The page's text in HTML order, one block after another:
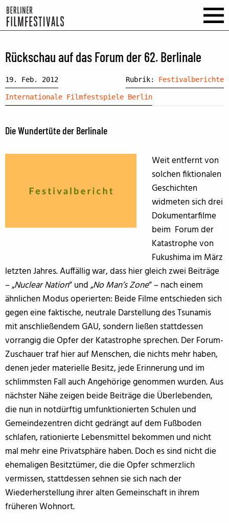
Rückschau auf das Forum der 62. Berlinale
19. Feb. 2012 Rubrik: Festivalberichte
Internationale Filmfestspiele Berlin
Die Wundertüte der Berlinale
Weit entfernt von
solchen fiktionalen
Geschichten
widmeten sich drei
Dokumentarfilme
beim Forum der
Katastrophe von
Fukushima im März
letzten Jahres. Auffällig war, dass hier gleich zwei Beiträge
– „Nuclear Nation“ und „No Man’s Zone“ – nach einem
ähnlichen Modus operierten: Beide Filme entschieden sich
gegen eine faktische, neutrale Darstellung des Tsunamis
mit anschließendem GAU, sondern ließen stattdessen
vorrangig die Opfer der Katastrophe sprechen. Der Forum-
Zuschauer traf hier auf Menschen, die nichts mehr haben,
denen jeder materielle Besitz, jede Erinnerung und im
schlimmsten Fall auch Angehörige genommen wurden. Aus
nächster Nähe zeigen beide Beiträge die Überlebenden,
die nun in notdürftig umfunktionierten Schulen und
Gemeindezentren dicht gedrängt auf dem Fußboden
schlafen, rationierte Lebensmittel bekommen und nicht
mal mehr eine Privatsphäre haben. Doch es sind nicht die
ehemaligen Besitztümer, die die Opfer schmerzlich
vermissen, stattdessen sehnen sie sich nach der
Wiederherstellung ihrer alten Gemeinschaft in ihrem
früheren Wohnort.